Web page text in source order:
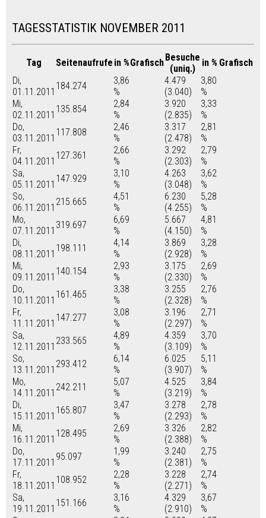
TAGESSTATISTIK NOVEMBER 2011
Tag Seitenaufrufe in %GrafischBesuche
(uniq.)
in % Grafisch
Di,
01.11.2011
184.274
3,86
%
4.479
(3.040)
3,80
%
Mi,
02.11.2011
135.854
2,84
%
3.920
(2.835)
3,33
%
Do,
03.11.2011
117.808
2,46
%
3.317
(2.478)
2,81
%
Fr,
04.11.2011
127.361
2,66
%
3.292
(2.303)
2,79
%
Sa,
05.11.2011
147.929
3,10
%
4.263
(3.048)
3,62
%
So,
06.11.2011
215.665
4,51
%
6.230
(4.255)
5,28
%
Mo,
07.11.2011
319.697
6,69
%
5.667
(4.150)
4,81
%
Di,
08.11.2011
198.111
4,14
%
3.869
(2.928)
3,28
%
Mi,
09.11.2011
140.154
2,93
%
3.175
(2.330)
2,69
%
Do,
10.11.2011
161.465
3,38
%
3.255
(2.328)
2,76
%
Fr,
11.11.2011
147.277
3,08
%
3.196
(2.297)
2,71
%
Sa,
12.11.2011
233.565
4,89
%
4.359
(3.109)
3,70
%
So,
13.11.2011
293.412
6,14
%
6.025
(3.907)
5,11
%
Mo,
14.11.2011
242.211
5,07
%
4.525
(3.219)
3,84
%
Di,
15.11.2011
165.807
3,47
%
3.278
(2.293)
2,78
%
Mi,
16.11.2011
128.495
2,69
%
3.326
(2.388)
2,82
%
Do,
17.11.2011
95.097
1,99
%
3.240
(2.381)
2,75
%
Fr,
18.11.2011
108.952
2,28
%
3.228
(2.271)
2,74
%
Sa,
19.11.2011
151.166
3,16
%
4.329
(2.910)
3,67
%